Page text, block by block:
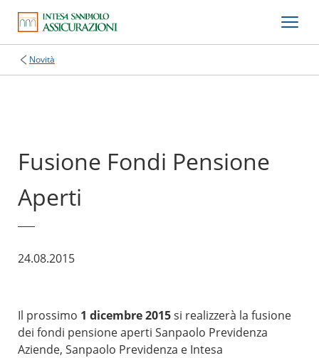
Novità
Fusione Fondi Pensione
Aperti
24.08.2015
Il prossimo 1 dicembre 2015si realizzerà la fusione
dei fondi pensione aperti Sanpaolo Previdenza
Aziende, Sanpaolo Previdenza e Intesa